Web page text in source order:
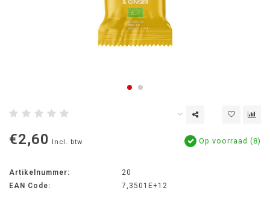
€2,60 Incl. btw Op voorraad (8)
Artikelnummer:
20
EAN Code:
7,3501E+12